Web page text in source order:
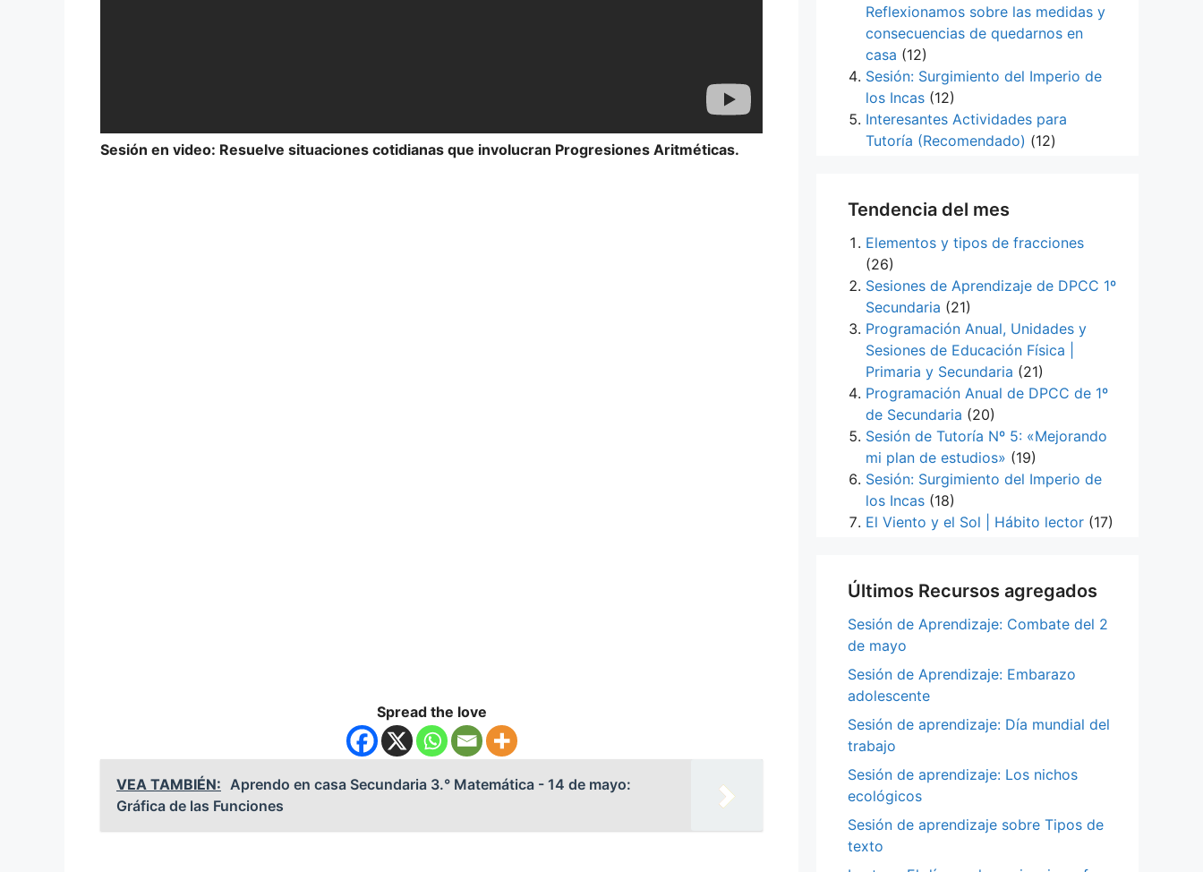
Sesión en video: Resuelve situaciones cotidianas que involucran Progresiones Aritméticas.
Spread the love
VEA TAMBIÉN: Aprendo en casa Secundaria 3.° Matemática - 14 de mayo:
Gráfica de las Funciones
Reflexionamos sobre las medidas y
consecuencias de quedarnos en
casa (12)
Sesión: Surgimiento del Imperio de
los Incas (12)
Interesantes Actividades para
Tutoría (Recomendado) (12)
Tendencia del mes
Elementos y tipos de fracciones
(26)
Sesiones de Aprendizaje de DPCC 1º
Secundaria (21)
Programación Anual, Unidades y
Sesiones de Educación Física |
Primaria y Secundaria (21)
Programación Anual de DPCC de 1º
de Secundaria (20)
Sesión de Tutoría Nº 5: «Mejorando
mi plan de estudios» (19)
Sesión: Surgimiento del Imperio de
los Incas (18)
El Viento y el Sol | Hábito lector (17)
Últimos Recursos agregados
Sesión de Aprendizaje: Combate del 2
de mayo
Sesión de Aprendizaje: Embarazo
adolescente
Sesión de aprendizaje: Día mundial del
trabajo
Sesión de aprendizaje: Los nichos
ecológicos
Sesión de aprendizaje sobre Tipos de
texto